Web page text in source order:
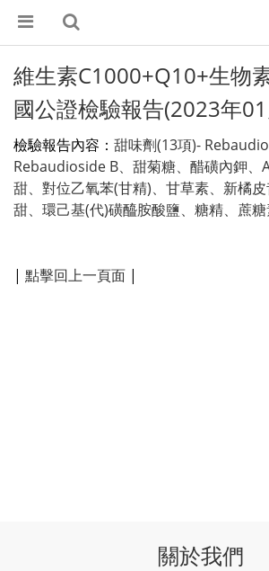
維生素C1000+Q10+生物
國公證檢驗報告(2023年
檢驗報告內容： 甜味劑(13項)-
Rebaudioside B、甜菊糖、醋磺內鉀、
甜、對位乙氧苯(甘精)、甘草素、新橘
甜、環己基(代)磺醯胺酸鹽、糖精、蔗
| 點擊回上一頁面 |
關於我們